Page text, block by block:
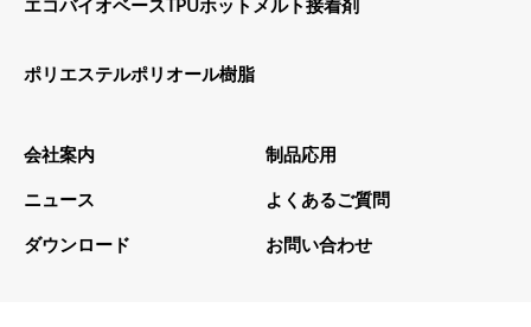
ポリエステルポリオール樹脂
会社案内
制品応用
ニュース
よくあるご質問
ダウンロード
お問い合わせ